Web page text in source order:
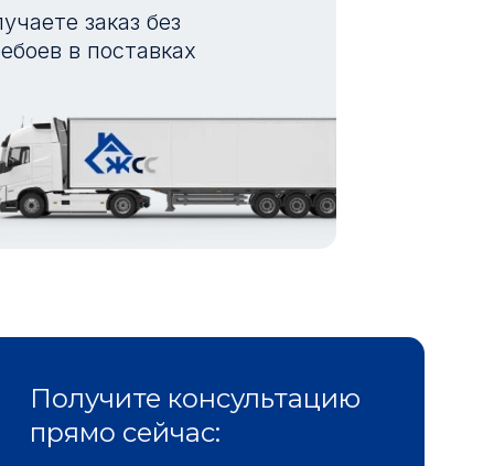
заказ без
в поставках
Получите консультацию
прямо сейчас: